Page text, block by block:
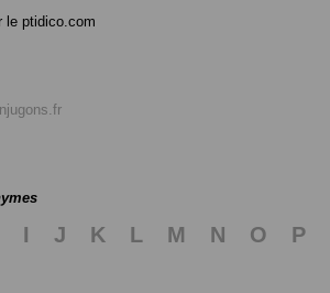
le ptidico.com
I J K L M N O P